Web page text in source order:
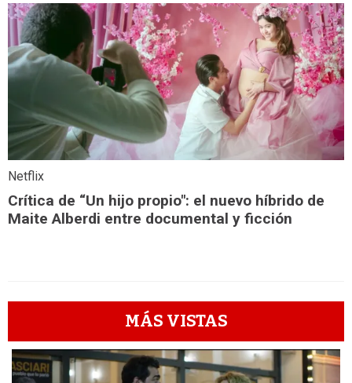
Netflix
Crítica de “Un hijo propio": el nuevo híbrido de
Maite Alberdi entre documental y ficción
MÁS VISTAS
1